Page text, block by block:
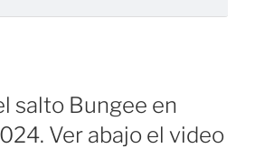
salto Bungee en
Ver abajo el video